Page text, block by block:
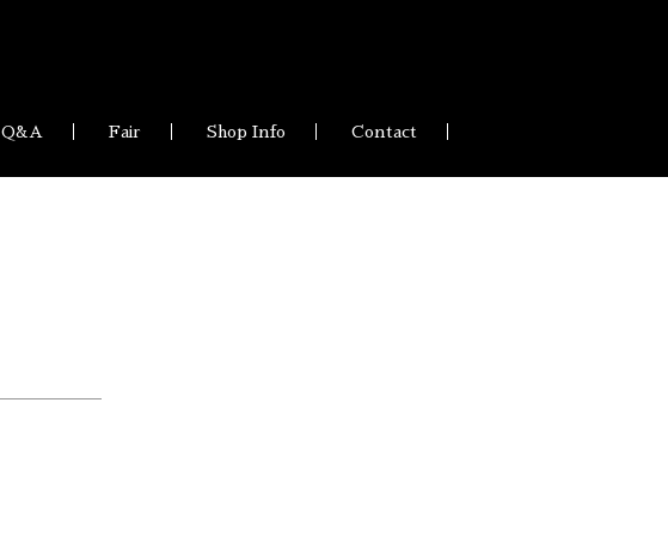
Q&A Fair Shop Info Contact